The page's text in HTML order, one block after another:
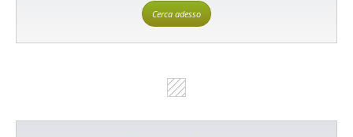
Cerca adesso